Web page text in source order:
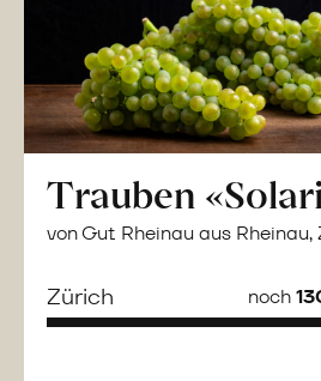
Trauben
von Gut Rheinau aus Rheinau,
Zürich noch